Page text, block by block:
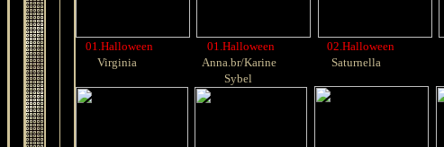
01.Halloween 01.Halloween 02.Halloween
Virginia
Anna.br/Karine Saturnella
Sybel